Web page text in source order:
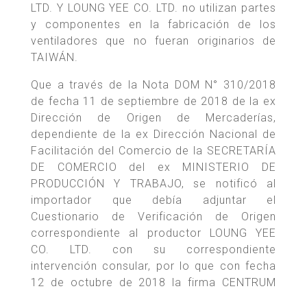
LTD. Y LOUNG YEE CO. LTD. no utilizan partes
y componentes en la fabricación de los
ventiladores que no fueran originarios de
TAIWÁN.
Que a través de la Nota DOM N° 310/2018
de fecha 11 de septiembre de 2018 de la ex
Dirección de Origen de Mercaderías,
dependiente de la ex Dirección Nacional de
Facilitación del Comercio de la SECRETARÍA
DE COMERCIO del ex MINISTERIO DE
PRODUCCIÓN Y TRABAJO, se notificó al
importador que debía adjuntar el
Cuestionario de Verificación de Origen
correspondiente al productor LOUNG YEE
CO. LTD. con su correspondiente
intervención consular, por lo que con fecha
12 de octubre de 2018 la firma CENTRUM